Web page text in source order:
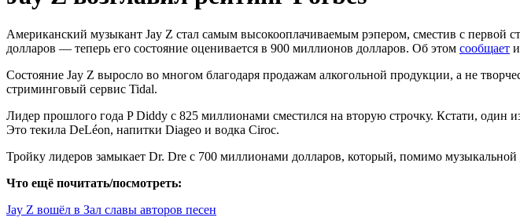
Американский музыкант Jay Z стал самым высокооплачиваемым рэпером, сместив с первой
долларов — теперь его состояние оценивается в 900 миллионов долларов. Об этом сообщает
Состояние Jay Z выросло во многом благодаря продажам алкогольной продукции, а не
стриминговый сервис Tidal.
Лидер прошлого года P Diddy с 825 миллионами сместился на вторую строчку. Кстати, один
Это текила DeLéon, напитки Diageo и водка Ciroc.
Тройку лидеров замыкает Dr. Dre с 700 миллионами долларов, который, помимо
Что ещё почитать/посмотреть:
Jay Z вошёл в Зал славы авторов песен